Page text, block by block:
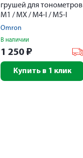
грушей для тонометров
М1 / МХ / M4-I / M5-I
Omron
В наличии
1 250 ₽
Купить в 1 клик